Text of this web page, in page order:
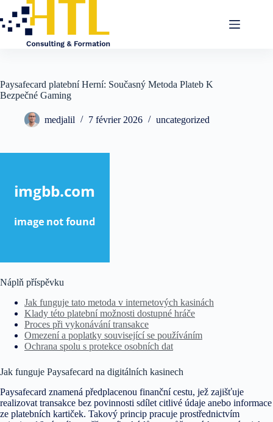
Paysafecard platební Herní: Současný Metoda Plateb K
Bezpečné Gaming
medjalil 7 février 2026 uncategorized
Náplň příspěvku
Jak funguje tato metoda v internetových kasinách
Klady této platební možnosti dostupné hráče
Proces při vykonávání transakce
Omezení a poplatky související se používáním
Ochrana spolu s protekce osobních dat
Jak funguje Paysafecard na digitálních kasinech
Paysafecard znamená předplacenou finanční cestu, jež zajišťuje
realizovat transakce bez povinnosti sdílet citlivé údaje anebo informace
ze platebních kartiček. Takový princip pracuje prostřednictvím